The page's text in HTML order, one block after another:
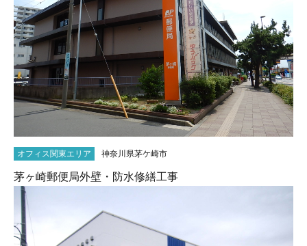
オフィス関東エリア 神奈川県茅ケ崎市
茅ヶ崎郵便局外壁・防水修繕工事